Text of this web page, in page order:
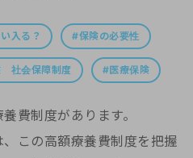
入る？ 保険の必要性
社会保障制度 医療保険
費制度があります。
この高額療養費制度を把握